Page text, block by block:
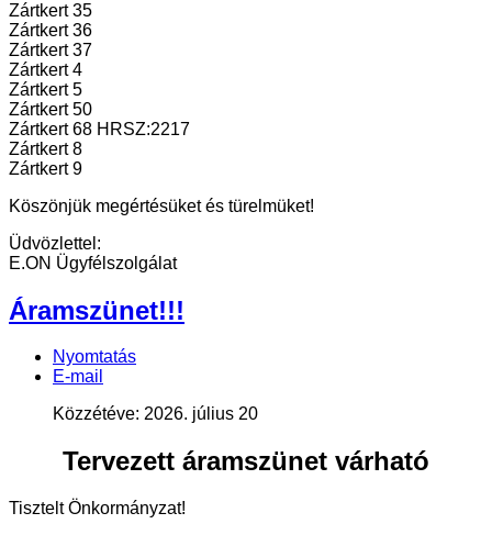
Zártkert 35
Zártkert 36
Zártkert 37
Zártkert 4
Zártkert 5
Zártkert 50
Zártkert 68 HRSZ:2217
Zártkert 8
Zártkert 9
Köszönjük megértésüket és türelmüket!
Üdvözlettel:
E.ON Ügyfélszolgálat
Áramszünet!!!
Nyomtatás
E-mail
Közzétéve: 2026. július 20
Tervezett áramszünet várható
Tisztelt Önkormányzat!